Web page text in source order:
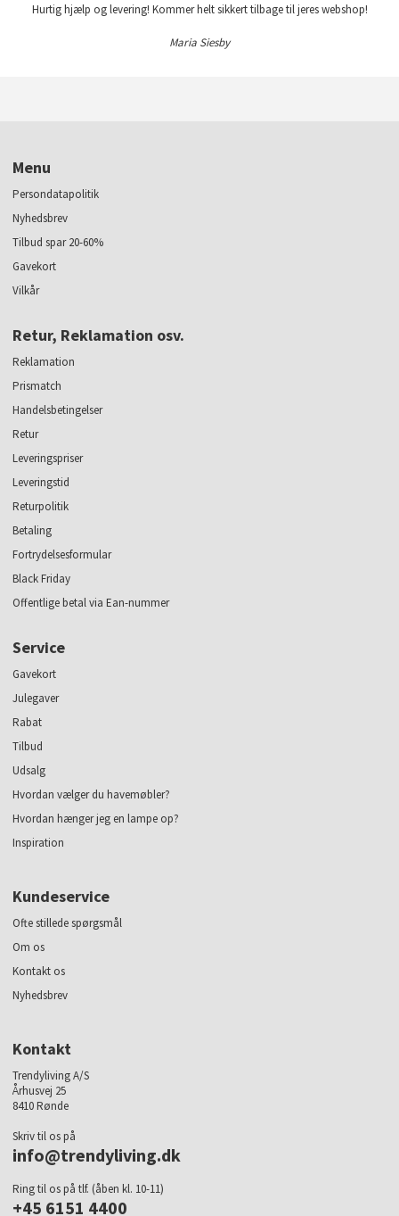
Hurtig hjælp og levering! Kommer helt sikkert tilbage til jeres webshop!
Maria Siesby
Menu
Persondatapolitik
Nyhedsbrev
Tilbud spar 20-60%
Gavekort
Vilkår
Retur, Reklamation osv.
Reklamation
Prismatch
Handelsbetingelser
Retur
Leveringspriser
Leveringstid
Returpolitik
Betaling
Fortrydelsesformular
Black Friday
Offentlige betal via Ean-nummer
Service
Gavekort
Julegaver
Rabat
Tilbud
Udsalg
Hvordan vælger du havemøbler?
Hvordan hænger jeg en lampe op?
Inspiration
Kundeservice
Ofte stillede spørgsmål
Om os
Kontakt os
Nyhedsbrev
Kontakt
Trendyliving A/S
Århusvej 25
8410 Rønde
Skriv til os på
info@trendyliving.dk
Ring til os på tlf. (åben kl. 10-11)
+45 6151 4400